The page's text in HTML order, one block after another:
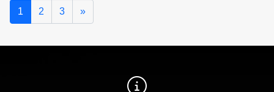
1 2 3 »Siguiente